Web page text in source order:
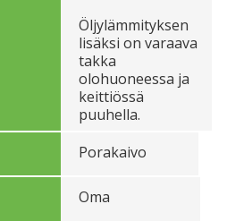
Öljylämmityksen
lisäksi on varaava
takka
olohuoneessa ja
keittiössä
puuhella.
Porakaivo
Oma